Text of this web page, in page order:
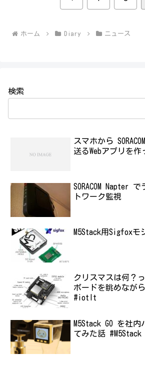
ホーム Diary ニュース
検索
スマホから
送るWebアプリを作
SORACOM Napter
トワーク監視
M5Stack用Sigfox
クリスマスは何？
ボードを眺めなが
#iotlt
M5Stack GO を社
てみた話 #M5Stack